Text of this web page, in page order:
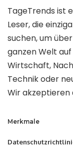
TageTrends ist
Leser, die
suchen, um
ganzen Welt
Wirtschaft,
Technik oder
Wir
Merkmale